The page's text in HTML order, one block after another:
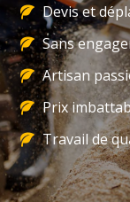
Devis et
Sans
Artisan
Prix
Travail de